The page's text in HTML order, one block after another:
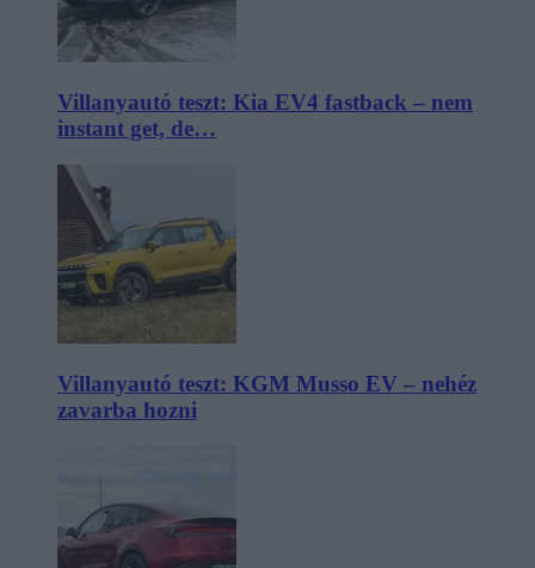
Villanyautó teszt: Kia EV4 fastback – nem
instant get, de…
Villanyautó teszt: KGM Musso EV – nehéz
zavarba hozni